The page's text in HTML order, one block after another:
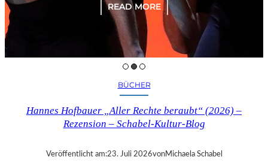
READ MORE
BÜCHER
Hannes Hofbauer „Aller Rechte beraubt“ (2026) –
Rezension – Schabel-Kultur-Blog
Veröffentlicht am:23. Juli 2026vonMichaela Schabel